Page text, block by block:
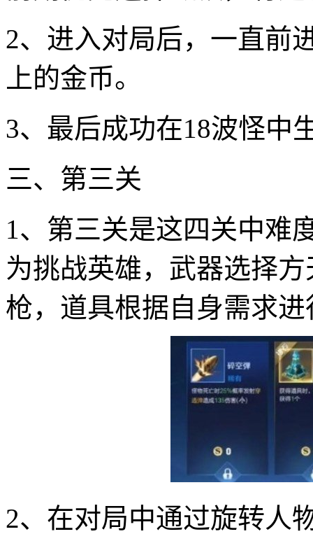
2、进入对局后，一直前
上的金币。
3、最后成功在18波怪中
三、第三关
1、第三关是这四关中难
为挑战英雄，武器选择
枪，道具根据自身需求
2、在对局中通过旋转人